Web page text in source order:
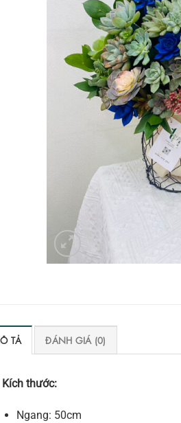
TẢ ĐÁNH GIÁ (0)
Kích thước:
Ngang: 50cm